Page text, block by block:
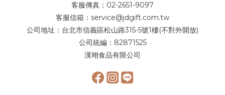
客服傳真：02-2651-9097
客服信箱：service@jdgift.com.tw
公司地址：台北市信義區松山路315-5號1樓(不對外開放)
公司統編：82871525
漢翊食品有限公司